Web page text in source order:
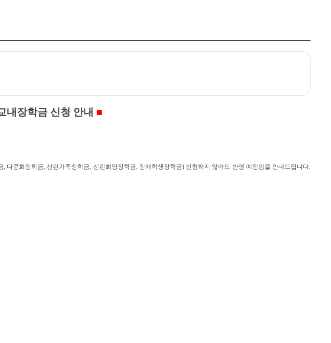
내장학금 신청 안내 ■
다문화장학금 ,선린가족장학금 선린희망장학금 장애학생장학금) 신청하지 않아도 반영 예정임을 안내드립니다